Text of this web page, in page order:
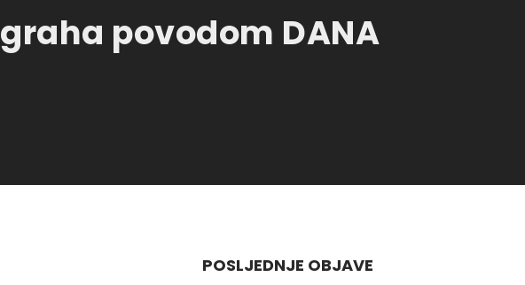
povodom DANA
POSLJEDNJE OBJAVE